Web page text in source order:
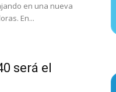
en una nueva
En...
será el